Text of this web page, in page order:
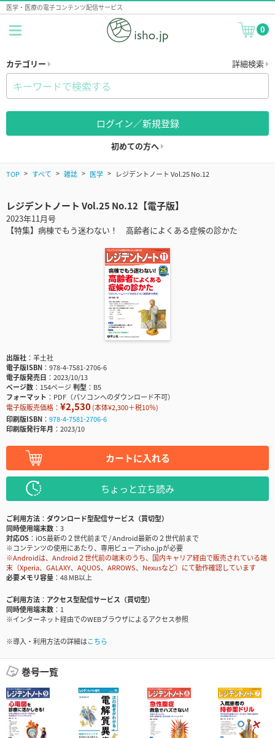
医学・医療の電子コンテンツ配信サービス
0
カテゴリー 詳細検索
ログイン／新規登録
初めての方へ
TOP すべて 雑誌 医学 レジデントノート Vol.25 No.12
レジデントノート Vol.25 No.12【電子版】
2023年11月号
【特集】病棟でもう迷わない！ 高齢者によくある症候の診かた
出版社
羊土社
電子版ISBN
978-4-7581-2706-6
電子版発売日
2023/10/13
ページ数
154ページ判型
B5
フォーマット
PDF（パソコンへのダウンロード不可）
電子版販売価格： ¥2,530(本体¥2,300＋税10％)
印刷版ISBN
978-4-7581-2706-6
印刷版発行年月
2023/10
カートに入れる
ちょっと立ち読み
ご利用方法
ダウンロード型配信サービス（買切型）
同時使用端末数
3
対応OS
iOS最新の２世代前まで / Android最新の２世代前まで
※コンテンツの使用にあたり、専用ビューアisho.jpが必要
※Androidは、Android２世代前の端末のうち、国内キャリア経由で販売されている端
末（Xperia、GALAXY、AQUOS、ARROWS、Nexusなど）にて動作確認しています
必要メモリ容量
48 MB以上
ご利用方法
アクセス型配信サービス（買切型）
同時使用端末数
1
※インターネット経由でのWEBブラウザによるアクセス参照
※導入・利用方法の詳細はこちら
巻号一覧